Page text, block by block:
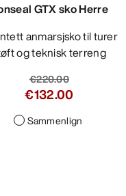
GTX sko Herre
og teknisk terreng
€220.00
€132.00
Sammenlign